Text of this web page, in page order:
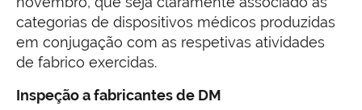
categorias de dispositivos médicos produzidas
em conjugação com as respetivas atividades
de fabrico exercidas.
Inspeção a fabricantes de DM